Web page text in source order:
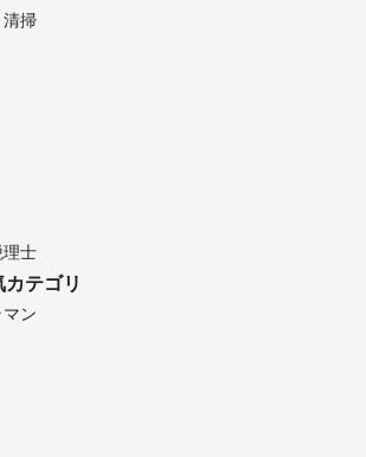
清掃
士
カテゴリ
ン